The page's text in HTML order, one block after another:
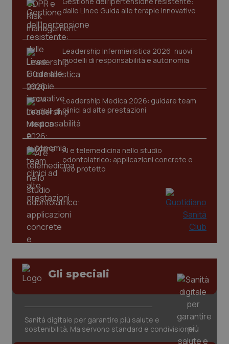
dalle Linee Guida alle terapie innovative
Leadership Infermieristica 2026: nuovi
modelli di responsabilità e autonomia
Leadership Medica 2026: guidare team
clinici ad alte prestazioni
AI e telemedicina nello studio
odontoiatrico: applicazioni concrete e
uso protetto
Gli speciali
Sanità digitale per garantire più salute e
sostenibilità. Ma servono standard e condivisione
tracking-sites-ironfish-
tracking-enable
www.quotidianosanita.it
tracking-sites-ironfish-
session-id
www.quotidianosanita.it
.quotidianosanita.it